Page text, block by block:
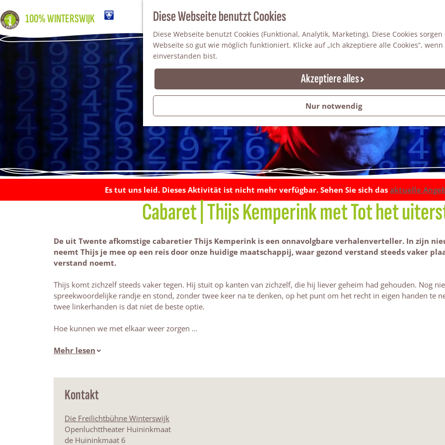
Diese Webseite benutzt Cookies
Diese Webseite benutzt Cookies (Funktional, Analytik, Marketing). Diese Cookies
Webseite so gut wie möglich funktioniert. Klicke auf „Ich akzeptiere alle Cookies“,
einverstanden bist.
Akzeptiere alles
Nur notwendig
100% WINTERSWIJK
Es tut uns leid. Dieses Aktivität ist nicht mehr verfügbar. Sehen Sie sich das aktuelle
Cabaret | Thijs Kemperink met Tot het
De uit Twente afkomstige cabaretier Thijs Kemperink is een onnavolgbare verhalenverteller. In zijn
neemt Thijs je mee op een reis door onze huidige maatschappij, waar gezond verstand steeds vaker
verstand noemt.
Thijs komt zichzelf steeds vaker tegen. Hij stuit op kanten van zichzelf, die hij liever geheim had gehouden. Nog
spreekwoordelijke randje en stond, zonder twee keer na te denken, op het punt om het recht in eigen handen te
twee linkerhanden is dat niet de beste optie.
Hoe kunnen we met elkaar weer zorgen …
Mehr lesen
Kontakt
Die Freilichtbühne Winterswijk
Openluchttheater Huininkmaat
de Huininkmaat 6